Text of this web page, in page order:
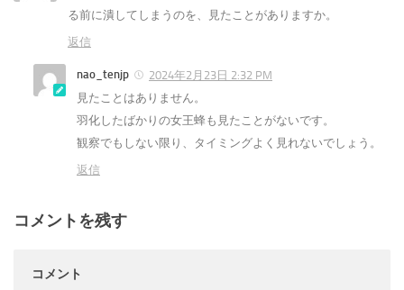
る前に潰してしまうのを、見たことがありますか。
返信
nao_tenjp
2024年2月23日 2:32 PM
見たことはありません。
羽化したばかりの女王蜂も見たことがないです。
観察でもしない限り、タイミングよく見れないでしょう。
返信
コメントを残す
コメント